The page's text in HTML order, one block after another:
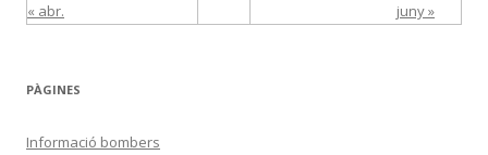
« abr. juny »
PÀGINES
Informació bombers